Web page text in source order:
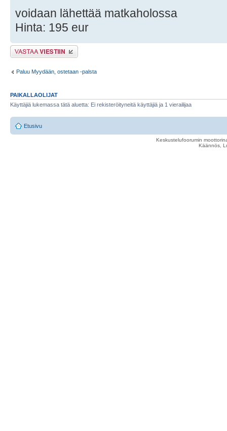
voidaan lähettää matkaholossa
Hinta: 195 eur
Lähetä vastaus
Paluu Myydään, ostetaan -palsta
PAIKALLAOLIJAT
Käyttäjiä lukemassa tätä aluetta: Ei rekisteröityneitä käyttäjiä ja 1 vierailijaa
Etusivu
Keskustelufoorumin
Käännös,